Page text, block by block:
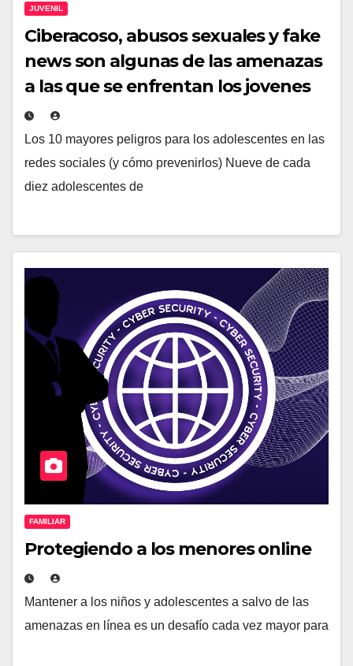
JUVENIL
Ciberacoso, abusos sexuales y fake
news son algunas de las amenazas
a las que se enfrentan los jovenes
Los 10 mayores peligros para los adolescentes en las
redes sociales (y cómo prevenirlos) Nueve de cada
diez adolescentes de
FAMILIAR
Protegiendo a los menores online
Mantener a los niños y adolescentes a salvo de las
amenazas en línea es un desafío cada vez mayor para